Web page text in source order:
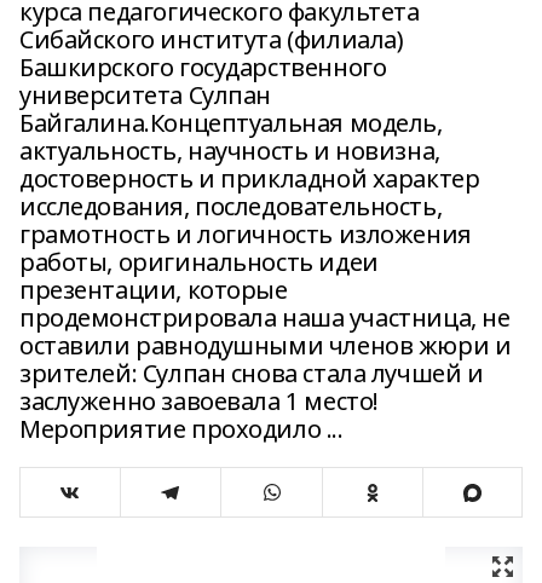
курса педагогического факультета
Сибайского института (филиала)
Башкирского государственного
университета Сулпан
Байгалина.Концептуальная модель,
актуальность, научность и новизна,
достоверность и прикладной характер
исследования, последовательность,
грамотность и логичность изложения
работы, оригинальность идеи
презентации, которые
продемонстрировала наша участница, не
оставили равнодушными членов жюри и
зрителей: Сулпан снова стала лучшей и
заслуженно завоевала 1 место!
Мероприятие проходило ...